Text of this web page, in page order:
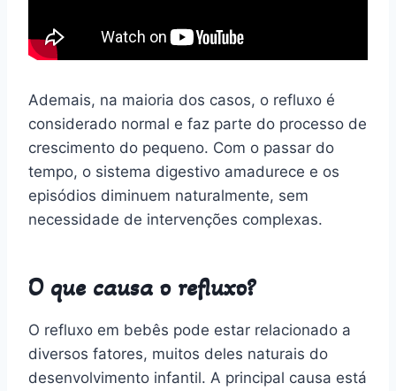
Ademais, na maioria dos casos, o refluxo é
considerado normal e faz parte do processo de
crescimento do pequeno. Com o passar do
tempo, o sistema digestivo amadurece e os
episódios diminuem naturalmente, sem
necessidade de intervenções complexas.
O que causa o refluxo?
O refluxo em bebês pode estar relacionado a
diversos fatores, muitos deles naturais do
desenvolvimento infantil. A principal causa está